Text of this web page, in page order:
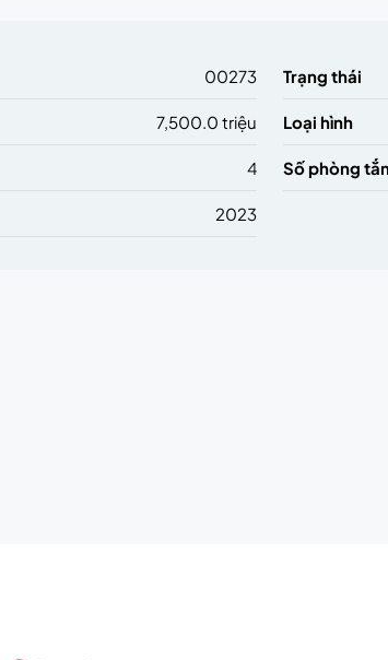
00273 Trạng thái
7,500.0 triệu Loại hình
4 Số phòng
2023